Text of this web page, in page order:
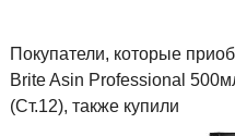
Покупатели, которые
Brite Asin Professional
(Ст.12), также купили